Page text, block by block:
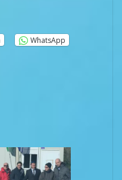
WhatsApp